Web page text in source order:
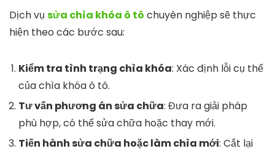
Dịch vụ sửa chìa khóa ô tô chuyên nghiệp sẽ thực
hiện theo các bước sau:
Kiểm tra tình trạng chìa khóa: Xác định lỗi cụ thể
của chìa khóa ô tô.
Tư vấn phương án sửa chữa: Đưa ra giải pháp
phù hợp, có thể sửa chữa hoặc thay mới.
Tiến hành sửa chữa hoặc làm chìa mới: Cắt lại